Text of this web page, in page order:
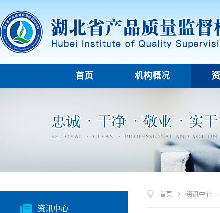
首页 机构概况
资讯中心
首页 资讯中心